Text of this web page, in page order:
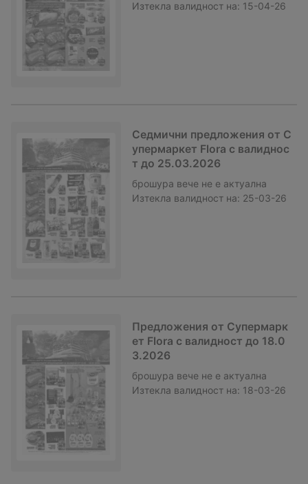
Изтекла валидност на: 15-04-26
Седмични предложения от С
упермаркет Flora с валиднос
т до 25.03.2026
брошура вече не е актуална
Изтекла валидност на: 25-03-26
Предложения от Супермарк
ет Flora с валидност до 18.0
3.2026
брошура вече не е актуална
Изтекла валидност на: 18-03-26